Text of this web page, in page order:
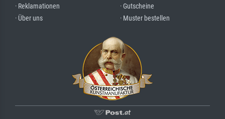
· Reklamationen
· Über uns
· Gutscheine
· Muster bestellen